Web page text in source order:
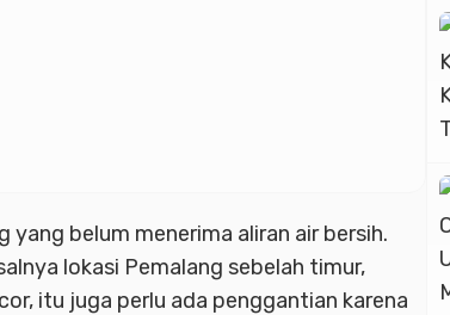
yang belum menerima aliran air bersih.
lokasi Pemalang sebelah timur,
itu juga perlu ada penggantian karena